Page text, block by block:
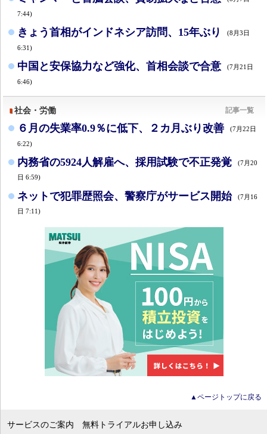
7:44)
きょう首相がインドネシア訪問、15年ぶり (8月3日
6:31)
中国と安保協力など強化、首相会談で合意 (7月21日
6:46)
社会・労働 記事一覧
６月の失業率0.9％に低下、２カ月ぶり改善 (7月22日
6:22)
内務省の5924人解雇へ、採用試験で不正発覚
(7月20
日 6:59)
ネットで犯罪歴照会、警察庁がサービス開始
(7月16
日 7:11)
▲ページトップに戻る
サービスのご案内 無料トライアルお申し込み